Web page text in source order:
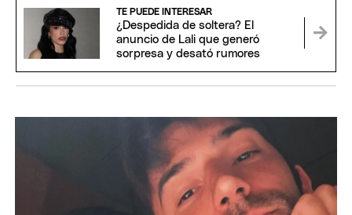
TE PUEDE INTERESAR
¿Despedida de soltera? El
anuncio de Lali que generó
sorpresa y desató rumores